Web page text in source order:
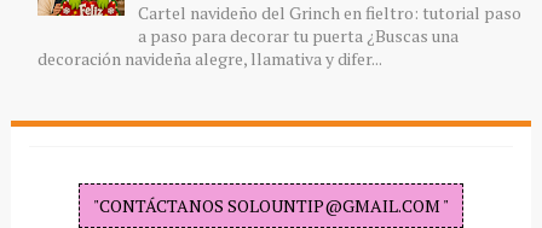
Cartel navideño del Grinch en fieltro: tutorial paso
a paso para decorar tu puerta ¿Buscas una
decoración navideña alegre, llamativa y difer...
"CONTÁCTANOS SOLOUNTIP@GMAIL.COM "